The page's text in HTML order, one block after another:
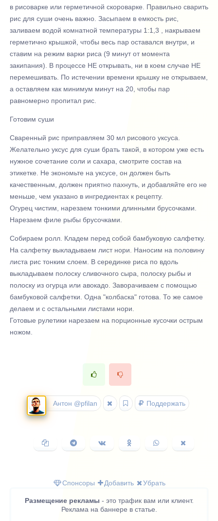
в рисоварке или герметичной скороварке. Правильно сварить
рис для суши очень важно. Засыпаем в емкость рис,
заливаем водой комнатной температуры 1:1,3 , накрываем
герметично крышкой, чтобы весь пар оставался внутри, и
ставим на режим варки риса (9 минут от момента
закипания). В процессе НЕ открывать, ни в коем случае НЕ
перемешивать. По истечении времени крышку не открываем,
а оставляем как минимум минут на 20, чтобы пар
равномерно пропитал рис.
Готовим суши
Сваренный рис приправляем 30 мл рисового уксуса.
Желательно уксус для суши брать такой, в котором уже есть
нужное сочетание соли и сахара, смотрите состав на
этикетке. Не экономьте на уксусе, он должен быть
качественным, должен приятно пахнуть, и добавляйте его не
меньше, чем указано в ингредиентах к рецепту.
Огурец чистим, нарезаем тонкими длинными брусочками.
Нарезаем филе рыбы брусочками.
Собираем ролл. Кладем перед собой бамбуковую салфетку.
На салфетку выкладываем лист нори. Наносим на половину
листа рис тонким слоем. В серединке риса по вдоль
выкладываем полоску сливочного сыра, полоску рыбы и
полоску из огурца или авокадо. Заворачиваем с помощью
бамбуковой салфетки. Одна "колбаска" готова. То же самое
делаем и с остальными листами нори.
Готовые рулетики нарезаем на порционные кусочки острым
ножом.
Антон @pfilan Поддержать
Копировать
ссылку
Поделиться
в
Поделиться
ВКонтакте
Поделиться
в
Поделиться
в
в
Спонсоры
Добавить Убрать
Размещение рекламы - это трафик вам или клиент.
Реклама на баннере в статье.